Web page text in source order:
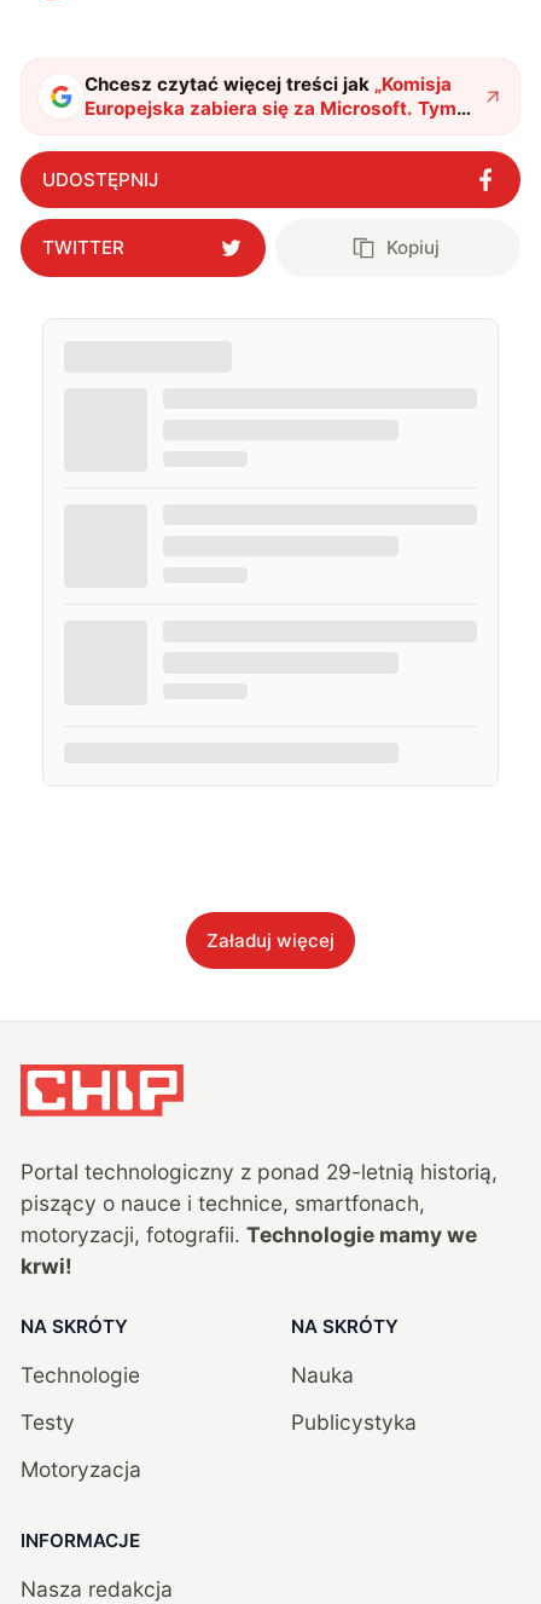
Chcesz czytać więcej treści jak „Komisja
Europejska zabiera się za Microsoft. Tym
razem chodzi o Teams"?
UDOSTĘPNIJ
TWITTER Kopiuj
Załaduj więcej
Portal technologiczny z ponad 29-letnią historią,
piszący o nauce i technice, smartfonach,
motoryzacji, fotografii. Technologie mamy we
krwi!
NA SKRÓTY
Technologie
Testy
Motoryzacja
NA SKRÓTY
Nauka
Publicystyka
INFORMACJE
Nasza redakcja